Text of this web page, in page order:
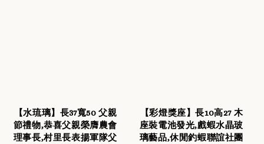
【水琉璃】長37寬50 父親
節禮物,恭喜父親榮膺農會
理事長,村里長表揚軍隊父
【彩燈獎座】長10高27 木
座裝電池發光,戲蝦水晶玻
璃藝品,休閒釣蝦聯誼社團